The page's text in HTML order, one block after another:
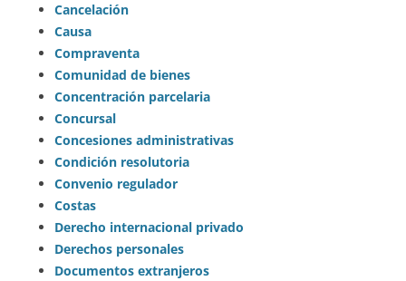
Cancelación
Causa
Compraventa
Comunidad de bienes
Concentración parcelaria
Concursal
Concesiones administrativas
Condición resolutoria
Convenio regulador
Costas
Derecho internacional privado
Derechos personales
Documentos extranjeros